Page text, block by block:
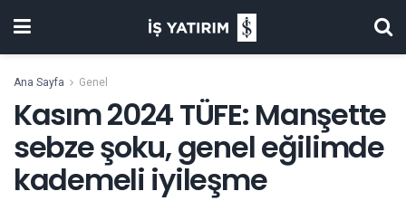
Ana Sayfa Genel
Kasım 2024 TÜFE: Manşette
sebze şoku, genel eğilimde
kademeli iyileşme